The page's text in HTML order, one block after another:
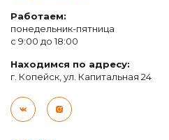
Работаем:
понедельник-пятница
с 9:00 до 18:00
Находимся по адресу:
г. Копейск, ул. Капитальная 24